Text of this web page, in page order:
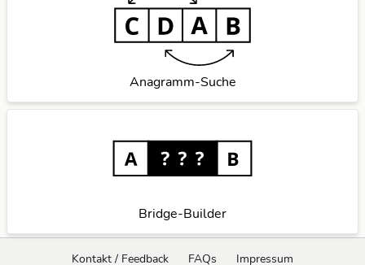
Anagramm-Suche
Bridge-Builder
Kontakt / Feedback FAQs Impressum